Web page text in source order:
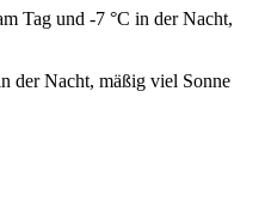
Tag und -7 °C in der Nacht,
der Nacht, mäßig viel Sonne